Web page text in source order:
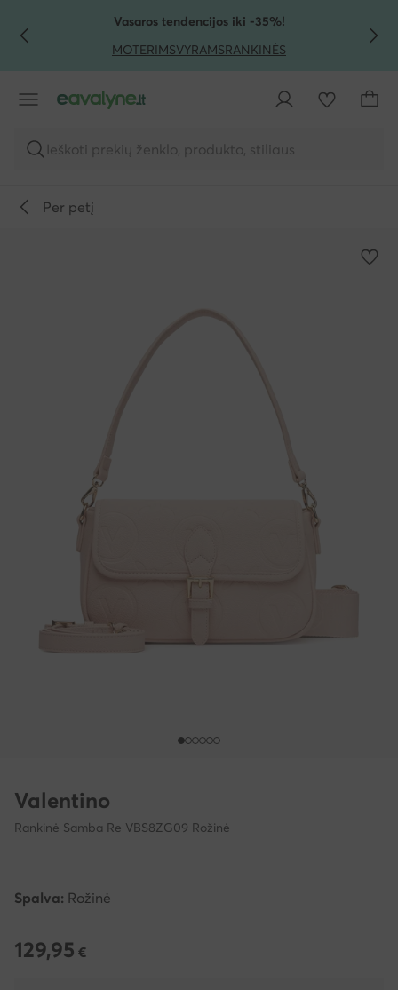
PEREITI PRIE PAGRINDINIO TURINIO
PEREITI Į PAIEŠKĄVasaros tendencijos iki -35%!
MOTERIMSVYRAMSRANKINĖS
Ieškoti prekių ženklo, produkto, stiliaus
Per petį
Valentino
Rankinė Samba Re VBS8ZG09 Rožinė
Spalva: Rožinė
129,95 €
129,95 €